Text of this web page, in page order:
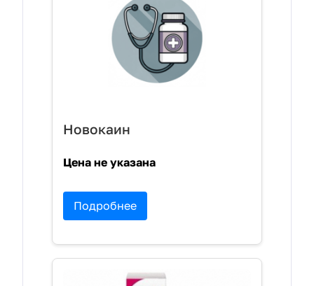
Новокаин
Цена не указана
Подробнее